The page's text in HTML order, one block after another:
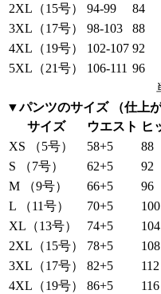
2XL（15号）
94-99 84
3XL（17号）
98-103 88
4XL（19号）
102-107 92
5XL（21号）
106-111 96
▼パンツのサイズ （仕上が
サイズ
ウエスト ヒ
XS （5号）
58+5 88
S （7号）
62+5 92
M （9号）
66+5 96
L （11号）
70+5 100
XL（13号）
74+5 104
2XL（15号）
78+5 108
3XL（17号）
82+5 112
4XL（19号）
86+5 116